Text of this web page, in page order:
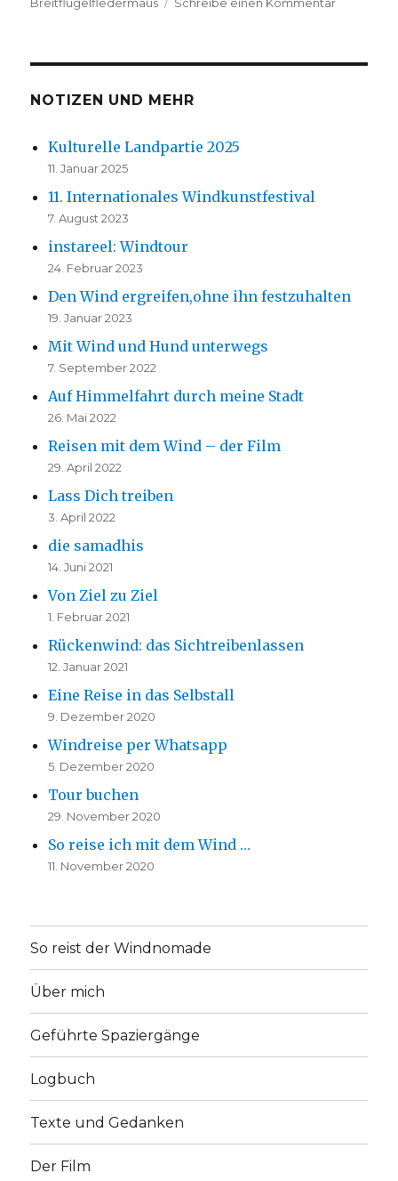
NOTIZEN UND MEHR
Kulturelle Landpartie 2025
11. Januar 2025
11. Internationales Windkunstfestival
7. August 2023
instareel: Windtour
24. Februar 2023
Den Wind ergreifen,ohne ihn festzuhalten
19. Januar 2023
Mit Wind und Hund unterwegs
7. September 2022
Auf Himmelfahrt durch meine Stadt
26. Mai 2022
Reisen mit dem Wind – der Film
29. April 2022
Lass Dich treiben
3. April 2022
die samadhis
14. Juni 2021
Von Ziel zu Ziel
1. Februar 2021
Rückenwind: das Sichtreibenlassen
12. Januar 2021
Eine Reise in das Selbstall
9. Dezember 2020
Windreise per Whatsapp
5. Dezember 2020
Tour buchen
29. November 2020
So reise ich mit dem Wind …
11. November 2020
So reist der Windnomade
Über mich
Geführte Spaziergänge
Logbuch
Texte und Gedanken
Der Film